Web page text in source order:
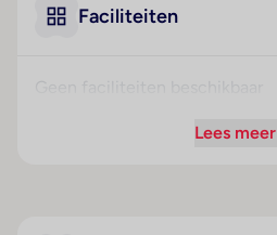
Faciliteiten
Lees meer